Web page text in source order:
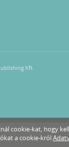
Kft.
cookie-kat, hogy
a cookie-król